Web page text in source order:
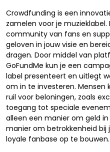
Crowdfunding is een
zamelen voor je
community van fans en
geloven in jouw visie en
dragen. Door middel van
GoFundMe kun je een
label presenteert en uitlegt
om in te investeren. Mensen
ruil voor beloningen, zoals
toegang tot speciale
alleen een manier om geld
manier om betrokkenheid bij
loyale fanbase op te bouwen.